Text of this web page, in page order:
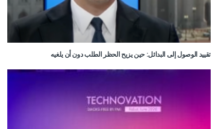
تقييد الوصول إلى البدائل: حين يزيح الحظر الطلب دون أن يلغيه